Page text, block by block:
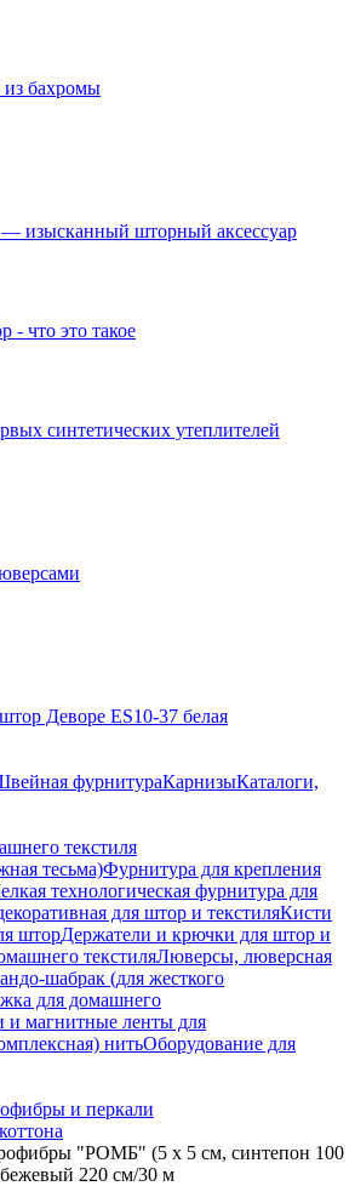
бахромы
— изысканный шторный аксессуар
- что это такое
синтетических утеплителей
Деворе ES10-37 белая
фурнитураКарнизыКаталоги,
текстиля
тесьма)Фурнитура для крепления
технологическая фурнитура для
для штор и текстиляКисти
шторДержатели и крючки для штор и
текстиляЛюверсы, люверсная
шабрак (для жесткого
для домашнего
и магнитные ленты для
нитьОборудование для
и перкали
"РОМБ" (5 х 5 см, синтепон 100
220 см/30 м